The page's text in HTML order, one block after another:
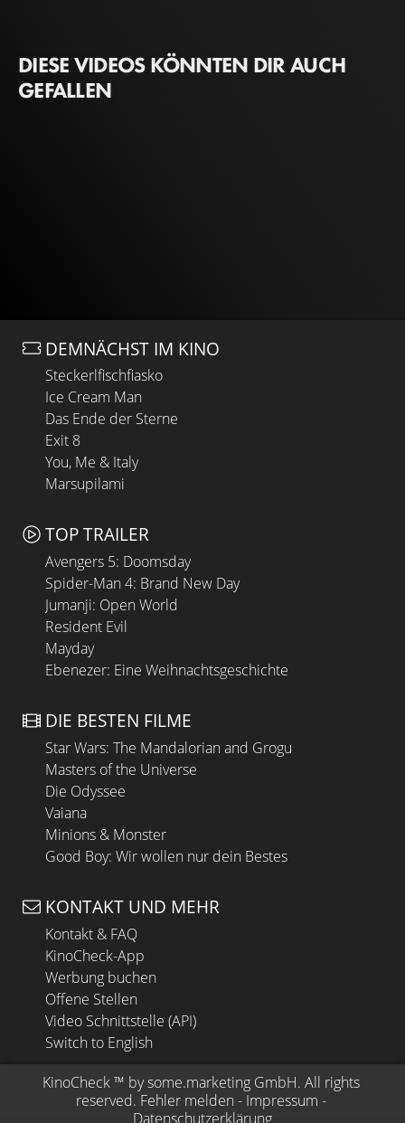
DIESE VIDEOS KÖNNTEN DIR AUCH
GEFALLEN
DEMNÄCHST IM KINO
Steckerlfischfiasko
Ice Cream Man
Das Ende der Sterne
Exit 8
You, Me & Italy
Marsupilami
TOP TRAILER
Avengers 5: Doomsday
Spider-Man 4: Brand New Day
Jumanji: Open World
Resident Evil
Mayday
Ebenezer: Eine Weihnachtsgeschichte
DIE BESTEN FILME
Star Wars: The Mandalorian and Grogu
Masters of the Universe
Die Odyssee
Vaiana
Minions & Monster
Good Boy: Wir wollen nur dein Bestes
KONTAKT UND MEHR
Kontakt & FAQ
KinoCheck-App
Werbung buchen
Offene Stellen
Video Schnittstelle (API)
Switch to English
KinoCheck ™ by some.marketing GmbH. All rights
reserved. Fehler melden - Impressum -
Datenschutzerklärung